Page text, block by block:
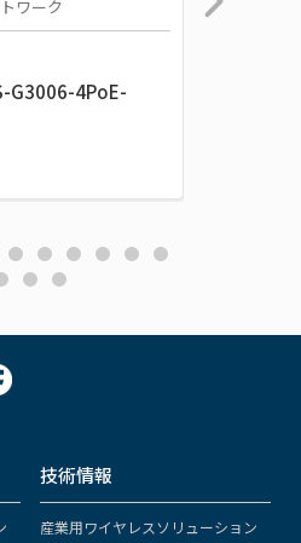
ワーク
G3006-4PoE-
技術情報
産業用ワイヤレスソリューション